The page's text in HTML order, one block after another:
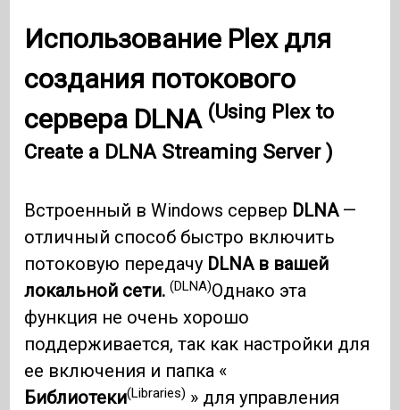
Использование Plex для
создания потокового
сервера DLNA (Using Plex to
Create a DLNA Streaming Server )
Встроенный в Windows сервер DLNA—
отличный способ быстро включить
потоковую передачу DLNA в вашей
локальной сети.(DLNA)Однако эта
функция не очень хорошо
поддерживается, так как настройки для
ее включения и папка «
Библиотеки(Libraries) » для управления